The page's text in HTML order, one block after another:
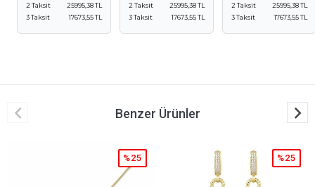
2 Taksit
25995,38 TL
3 Taksit
17673,55 TL
2 Taksit
25995,38 TL
3 Taksit
17673,55 TL
2 Taksit
25995,38 TL
3 Taksit
17673,55 TL
Benzer Ürünler
%25